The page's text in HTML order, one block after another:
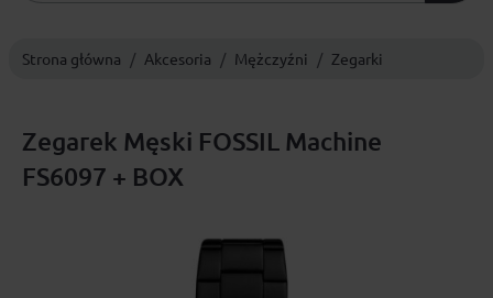
Strona główna Akcesoria Mężczyźni Zegarki
Zegarek Męski FOSSIL Machine
FS6097 + BOX